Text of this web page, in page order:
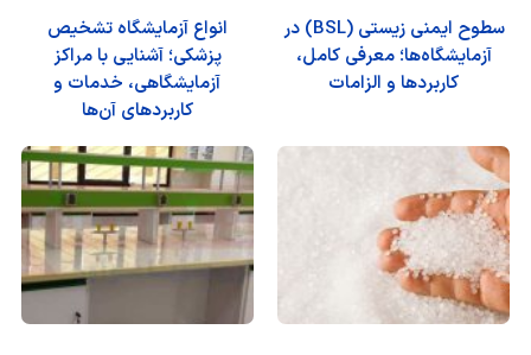
سطوح ایمنی زیستی (BSL) در
آزمایشگاه‌ها؛ معرفی کامل،
کاربردها و الزامات
انواع آزمایشگاه تشخیص
پزشکی؛ آشنایی با مراکز
آزمایشگاهی، خدمات و
کاربردهای آن‌ها